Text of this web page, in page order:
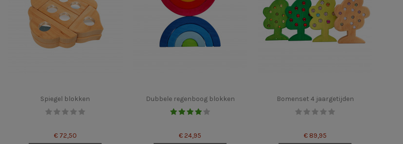
Spiegel blokken
€ 72,50
Dubbele regenboog blokken
€ 24,95
Bomenset 4 jaargetijden
€ 89,95